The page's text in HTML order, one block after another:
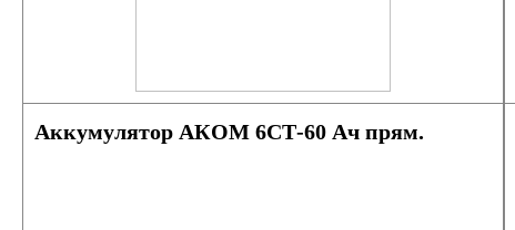
Аккумулятор АКОМ 6СТ-60 Ач прям.